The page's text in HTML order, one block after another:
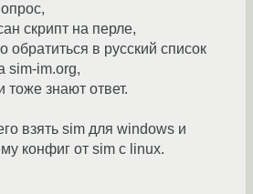
скрипт на перле,
обратиться в русский список
sim-im.org,
знают ответ.
взять sim для windows и
конфиг от sim с linux.